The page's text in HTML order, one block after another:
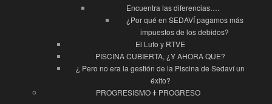
Encuentra las diferencias….
¿Por qué en SEDAVÍ pagamos más
impuestos de los debidos?
El Luto y RTVE
PISCINA CUBIERTA, ¿Y AHORA QUE?
¿ Pero no era la gestión de la Piscina de Sedaví un
éxito?
PROGRESISMO ǂ PROGRESO